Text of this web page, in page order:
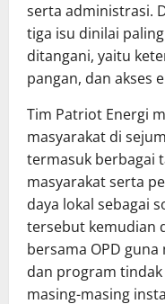
serta administrasi.
tiga isu dinilai
ditangani, yaitu
pangan, dan akses
Tim Patriot Energi
masyarakat di
termasuk berbagai
masyarakat serta
daya lokal sebagai
tersebut kemudian
bersama OPD
dan program
masing-masing